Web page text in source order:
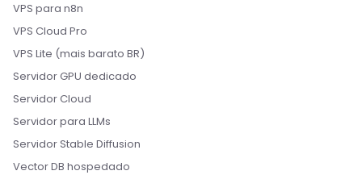
VPS para n8n
VPS Cloud Pro
VPS Lite (mais barato BR)
Servidor GPU dedicado
Servidor Cloud
Servidor para LLMs
Servidor Stable Diffusion
Vector DB hospedado